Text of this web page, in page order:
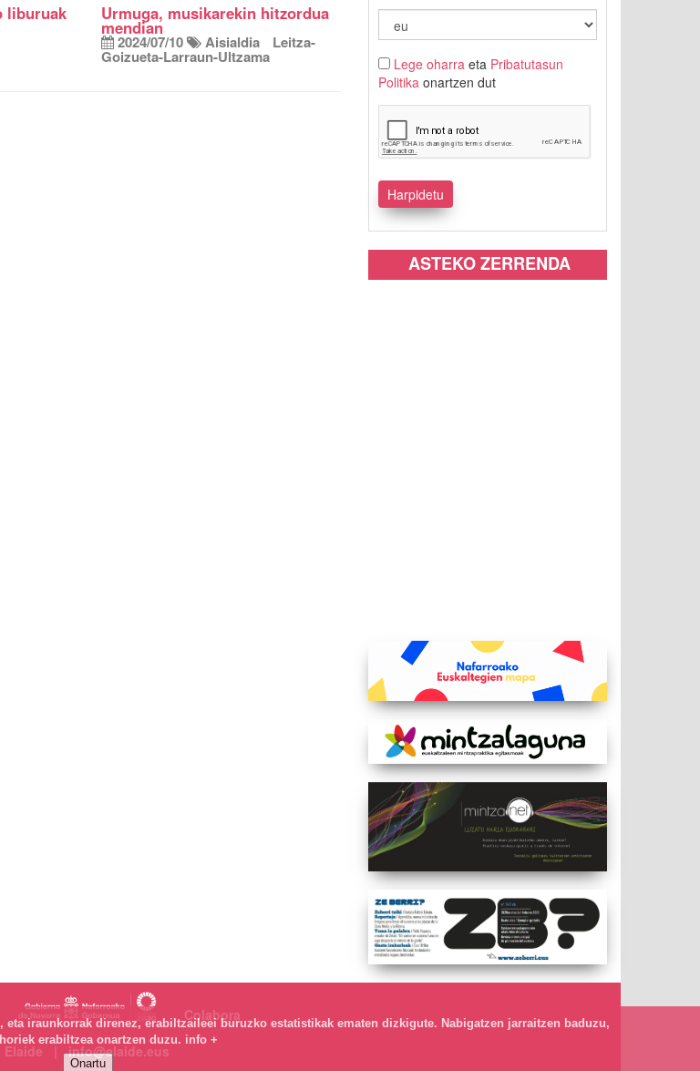
liburuak Urmuga, musikarekin hitzordua
mendian
2024/07/10 Aisialdia Leitza-
Goizueta-Larraun-Ultzama Lege oharraeta Pribatutasun
Politikaonartzen dut
ASTEKO ZERRENDA
Colabora
Elaide | info@elaide.eus
iraunkorrak direnez, erabiltzaileei buruzko estatistikak ematen dizkigute. Nabigatzen jarraitzen baduzu,
erabiltzea onartzen duzu. info +